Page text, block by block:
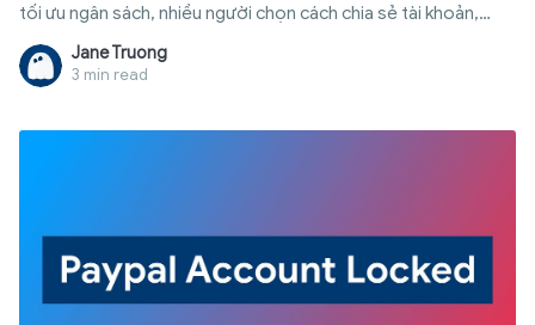
tối ưu ngân sách, nhiều người chọn cách chia sẻ tài khoản,
nhưng việc này thường dẫn đến rủi ro bị khóa tài khoản vĩnh
viễn do chính sách của Midjourney. Vậy dùng chung tài khoản
Midjourney có sao không và làm thế nào để tiết kiệm chi phí
Jane Truong
3 min read